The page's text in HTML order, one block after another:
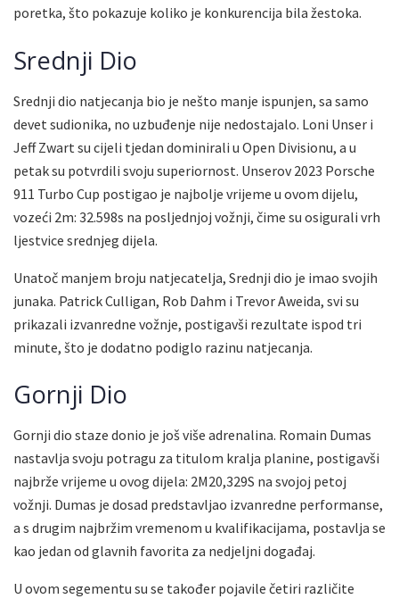
poretka, što pokazuje koliko je konkurencija bila žestoka.
Srednji Dio
Srednji dio natjecanja bio je nešto manje ispunjen, sa samo
devet sudionika, no uzbuđenje nije nedostajalo. Loni Unser i
Jeff Zwart su cijeli tjedan dominirali u Open Divisionu, a u
petak su potvrdili svoju superiornost. Unserov 2023 Porsche
911 Turbo Cup postigao je najbolje vrijeme u ovom dijelu,
vozeći 2m: 32.598s na posljednjoj vožnji, čime su osigurali vrh
ljestvice srednjeg dijela.
Unatoč manjem broju natjecatelja, Srednji dio je imao svojih
junaka. Patrick Culligan, Rob Dahm i Trevor Aweida, svi su
prikazali izvanredne vožnje, postigavši rezultate ispod tri
minute, što je dodatno podiglo razinu natjecanja.
Gornji Dio
Gornji dio staze donio je još više adrenalina. Romain Dumas
nastavlja svoju potragu za titulom kralja planine, postigavši
najbrže vrijeme u ovog dijela: 2M20,329S na svojoj petoj
vožnji. Dumas je dosad predstavljao izvanredne performanse,
a s drugim najbržim vremenom u kvalifikacijama, postavlja se
kao jedan od glavnih favorita za nedjeljni događaj.
U ovom segementu su se također pojavile četiri različite